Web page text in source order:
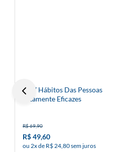
Os 7 Hábitos Das Pessoas
Altamente Eficazes
R$ 69,90
R$ 49,60
ou 2x de R$ 24,80 sem juros